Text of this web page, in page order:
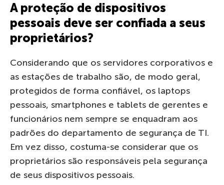
A proteção de dispositivos
pessoais deve ser confiada a seus
proprietários?
Considerando que os servidores corporativos e
as estações de trabalho são, de modo geral,
protegidos de forma confiável, os laptops
pessoais, smartphones e tablets de gerentes e
funcionários nem sempre se enquadram aos
padrões do departamento de segurança de TI.
Em vez disso, costuma-se considerar que os
proprietários são responsáveis pela segurança
de seus dispositivos pessoais.